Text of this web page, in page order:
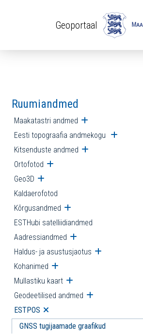
Geoportaal
Ruumiandmed
Maakatastri andmed Ava
Eesti topograafia andmekogu Ava
Kitsenduste andmed Ava
Ortofotod Ava alammenüü
Geo3D Ava alammenüü
Kaldaerofotod
Kõrgusandmed Ava alammenüü
ESTHubi satelliidiandmed
Aadressiandmed Ava alammenüü
Haldus- ja asustusjaotus Ava
Kohanimed Ava alammenüü
Mullastiku kaart Ava alammenüü
Geodeetilised andmed Ava
ESTPOS Ava alammenüü
GNSS tugijaamade graafikud